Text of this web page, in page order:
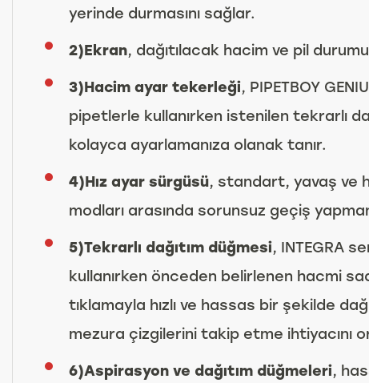
yerinde durmasını sağlar.
2)Ekran, dağıtılacak hacim ve pil
3)Hacim ayar tekerleği, PIPETBOY
pipetlerle kullanırken istenilen tekrarlı
kolayca ayarlamanıza olanak tanır.
4)Hız ayar sürgüsü, standart, yavaş ve
modları arasında sorunsuz geçiş
5)Tekrarlı dağıtım düğmesi, INTEGRA
kullanırken önceden belirlenen hacmi
tıklamayla hızlı ve hassas bir şekilde
mezura çizgilerini takip etme ihtiyacını
6)Aspirasyon ve dağıtım düğmeleri,